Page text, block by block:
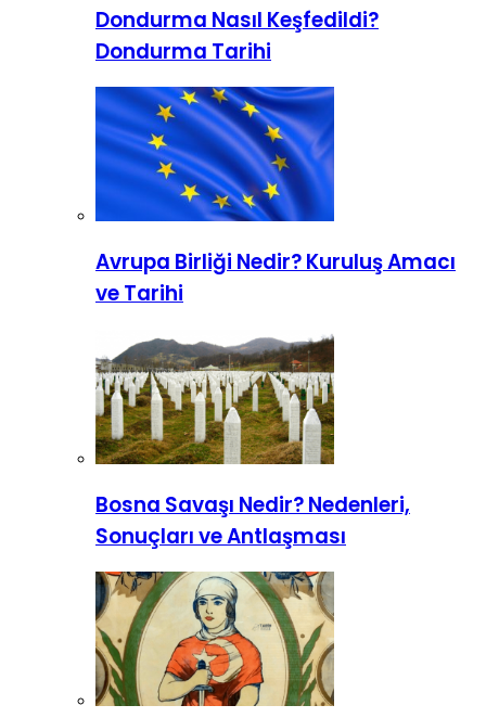
Dondurma Nasıl Keşfedildi?
Dondurma Tarihi
Avrupa Birliği Nedir? Kuruluş Amacı
ve Tarihi
Bosna Savaşı Nedir? Nedenleri,
Sonuçları ve Antlaşması